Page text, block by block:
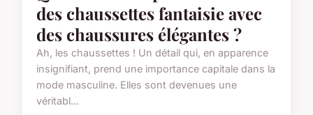
des chaussettes fantaisie avec
des chaussures élégantes ?
Ah, les chaussettes ! Un détail qui, en apparence
insignifiant, prend une importance capitale dans la
mode masculine. Elles sont devenues une
véritabl...